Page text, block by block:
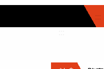
:::
社會首頁
時事
調查